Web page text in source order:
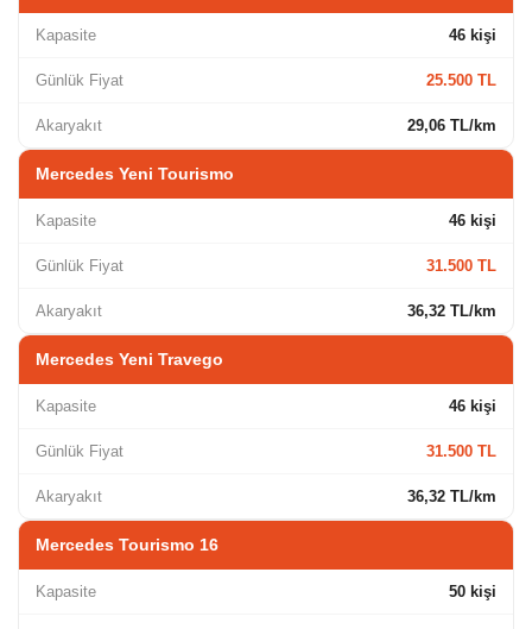
Kapasite 46 kişi
Günlük Fiyat 25.500 TL
Akaryakıt 29,06 TL/km
Mercedes Yeni Tourismo
Kapasite 46 kişi
Günlük Fiyat 31.500 TL
Akaryakıt 36,32 TL/km
Mercedes Yeni Travego
Kapasite 46 kişi
Günlük Fiyat 31.500 TL
Akaryakıt 36,32 TL/km
Mercedes Tourismo 16
Kapasite 50 kişi